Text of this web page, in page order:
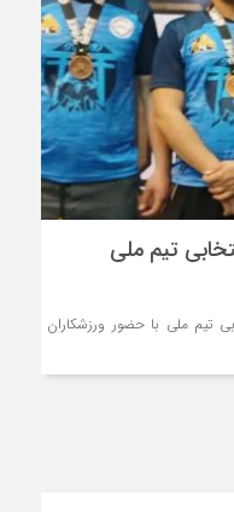
تیم ملی
تیم‌ ملی با حضور ورزشکاران